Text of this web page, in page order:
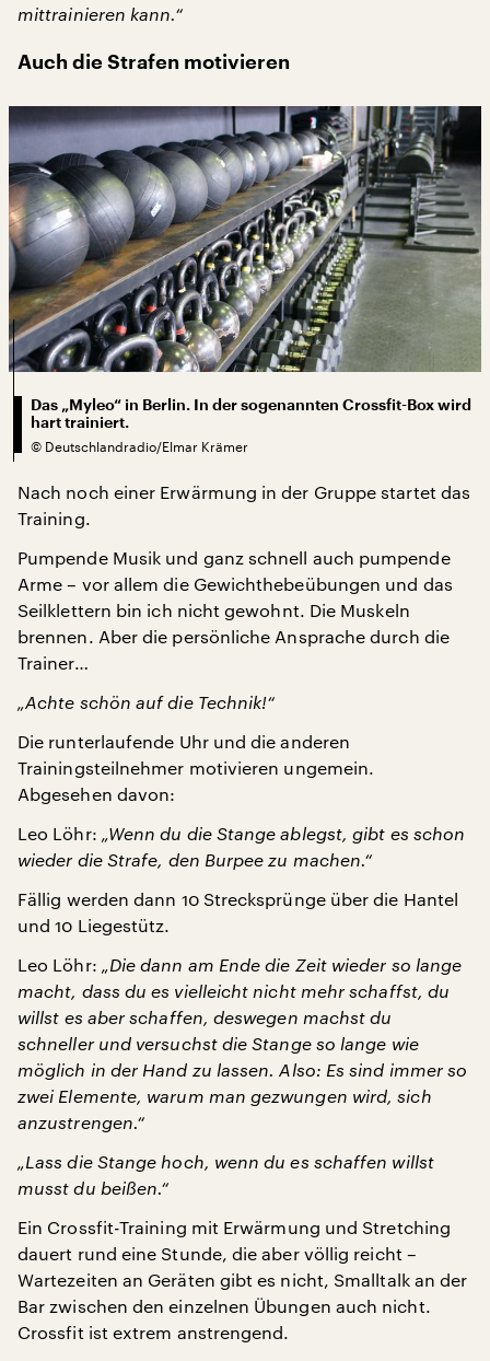
mittrainieren kann.“
Auch die Strafen motivieren
Das „Myleo“ in Berlin. In der sogenannten Crossfit-Box wird
hart trainiert.
© Deutschlandradio/Elmar Krämer
Nach noch einer Erwärmung in der Gruppe startet das
Training.
Pumpende Musik und ganz schnell auch pumpende
Arme – vor allem die Gewichthebeübungen und das
Seilklettern bin ich nicht gewohnt. Die Muskeln
brennen. Aber die persönliche Ansprache durch die
Trainer…
„Achte schön auf die Technik!“
Die runterlaufende Uhr und die anderen
Trainingsteilnehmer motivieren ungemein.
Abgesehen davon:
Leo Löhr: „Wenn du die Stange ablegst, gibt es schon
wieder die Strafe, den Burpee zu machen.“
Fällig werden dann 10 Strecksprünge über die Hantel
und 10 Liegestütz.
Leo Löhr: „Die dann am Ende die Zeit wieder so lange
macht, dass du es vielleicht nicht mehr schaffst, du
willst es aber schaffen, deswegen machst du
schneller und versuchst die Stange so lange wie
möglich in der Hand zu lassen. Also: Es sind immer so
zwei Elemente, warum man gezwungen wird, sich
anzustrengen.“
„Lass die Stange hoch, wenn du es schaffen willst
musst du beißen.“
Ein Crossfit-Training mit Erwärmung und Stretching
dauert rund eine Stunde, die aber völlig reicht –
Wartezeiten an Geräten gibt es nicht, Smalltalk an der
Bar zwischen den einzelnen Übungen auch nicht.
Crossfit ist extrem anstrengend.